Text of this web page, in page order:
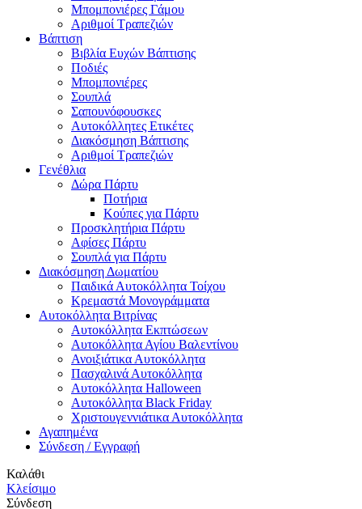
Μπομπονιέρες Γάμου
Αριθμοί Τραπεζιών
Βάπτιση
Βιβλία Ευχών Βάπτισης
Ποδιές
Μπομπονιέρες
Σουπλά
Σαπουνόφουσκες
Αυτοκόλλητες Ετικέτες
Διακόσμηση Βάπτισης
Αριθμοί Τραπεζιών
Γενέθλια
Δώρα Πάρτυ
Ποτήρια
Κούπες για Πάρτυ
Προσκλητήρια Πάρτυ
Αφίσες Πάρτυ
Σουπλά για Πάρτυ
Διακόσμηση Δωματίου
Παιδικά Αυτοκόλλητα Τοίχου
Κρεμαστά Μονογράμματα
Αυτοκόλλητα Βιτρίνας
Αυτοκόλλητα Εκπτώσεων
Αυτοκόλλητα Αγίου Βαλεντίνου
Ανοιξιάτικα Αυτοκόλλητα
Πασχαλινά Αυτοκόλλητα
Αυτοκόλλητα Halloween
Αυτοκόλλητα Black Friday
Χριστουγεννιάτικα Αυτοκόλλητα
Αγαπημένα
Σύνδεση / Εγγραφή
Καλάθι
Κλείσιμο
Σύνδεση